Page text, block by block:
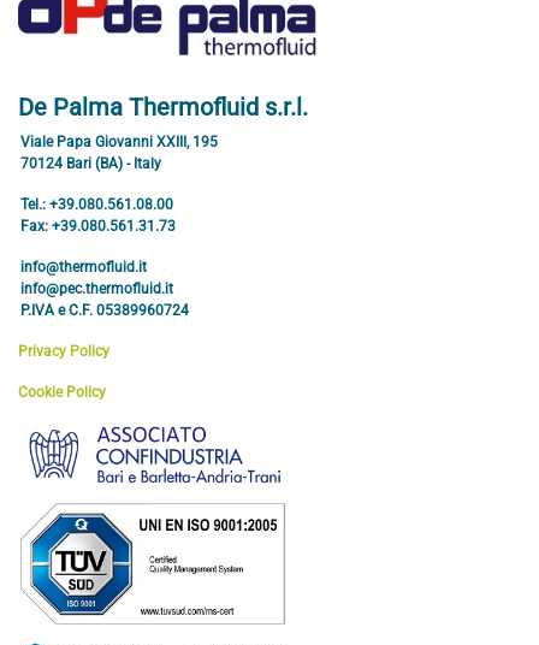
De Palma Thermofluid s.r.l.
Viale Papa Giovanni XXIII, 195
70124 Bari (BA) - Italy
Tel.: +39.080.561.08.00
Fax: +39.080.561.31.73
info@thermofluid.it
info@pec.thermofluid.it
P.IVA e C.F. 05389960724
Privacy Policy
Cookie Policy